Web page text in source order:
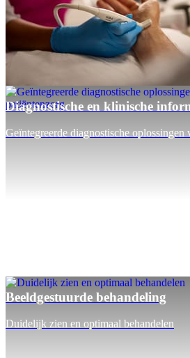
Diagnostische en klinische
Geïntegreerde diagnostische oplossingen
Beeldgestuurde behandeling
Duidelijk zien en optimaal behandelen